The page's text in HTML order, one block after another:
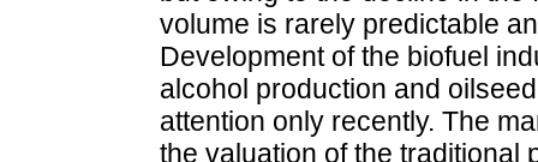
volume is rarely predictable
Development of the biofuel
alcohol production and
attention only recently. The
the valuation of the traditional